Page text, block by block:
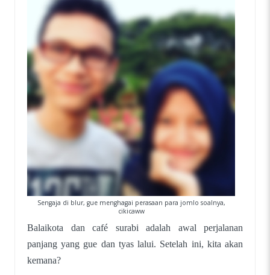
Sengaja di blur, gue menghagai perasaan para jomlo soalnya,
cikicaww
Balaikota dan café surabi adalah awal perjalanan
panjang yang gue dan tyas lalui. Setelah ini, kita akan
kemana?